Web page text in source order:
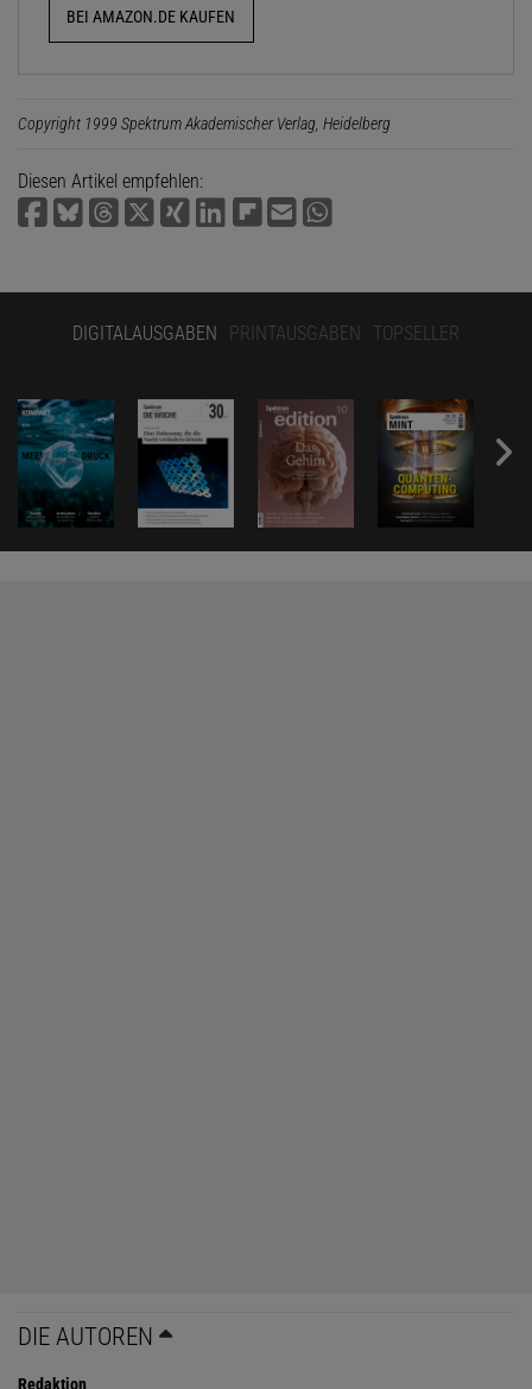
BEI AMAZON.DE KAUFEN
Copyright 1999 Spektrum Akademischer Verlag, Heidelberg
Diesen Artikel empfehlen:
DIGITALAUSGABEN PRINTAUSGABEN TOPSELLER
DIE AUTOREN
Redaktion